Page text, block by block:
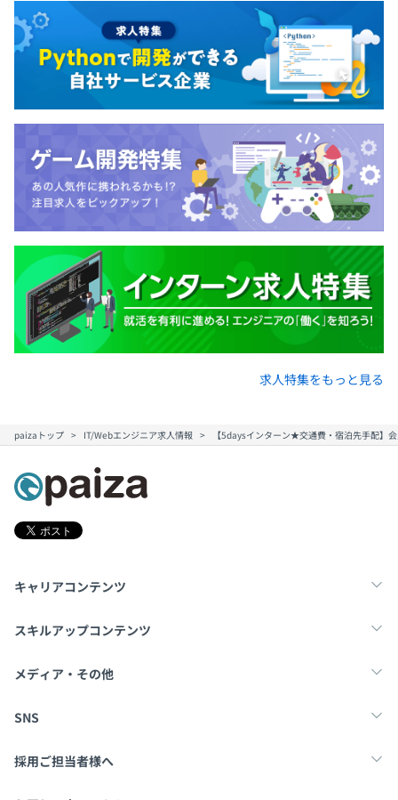
求人特集をもっと見る
paizaトップ IT/Webエンジニア求人情報 【5daysインターン★交通費・宿泊先手配】
キャリアコンテンツ
転職・キャリア
スキルアップコンテンツ
学習
メディア・その他
Tech Team Journal
SNS
X
採用ご担当者様へ